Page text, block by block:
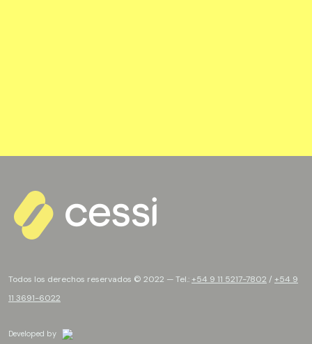
Todos los derechos reservados © 2022 — Tel.:+54 9 11 5217-7802 / +54 9
11 3691-6022
Developed by